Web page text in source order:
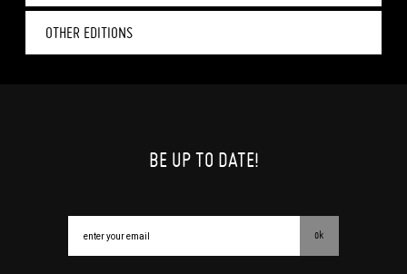
OTHER EDITIONS
BE UP TO DATE!
ok